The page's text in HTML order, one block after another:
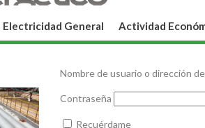
Electricidad General Actividad
Nombre de usuario o dirección
Contraseña
Recuérdame